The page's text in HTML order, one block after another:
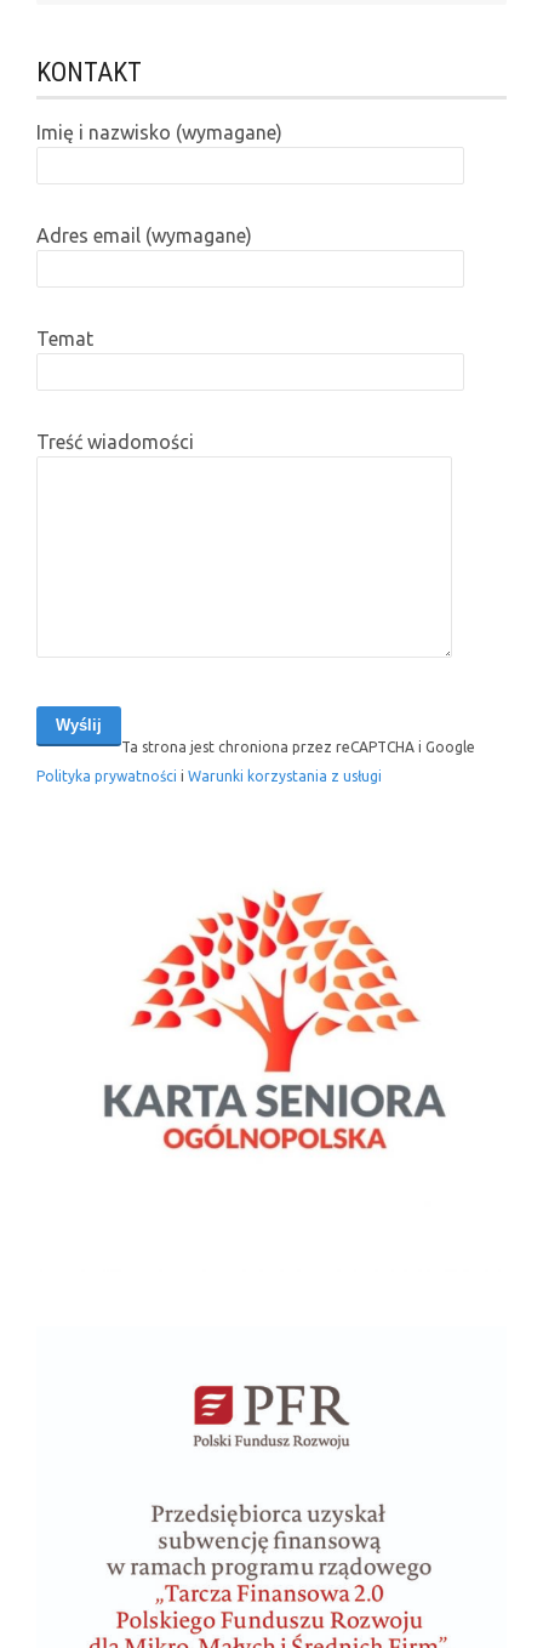
KONTAKT
Imię i nazwisko (wymagane)
Adres email (wymagane)
Temat
Treść wiadomości
Ta strona jest chroniona przez reCAPTCHA i Google
Polityka prywatności i Warunki korzystania z usługi